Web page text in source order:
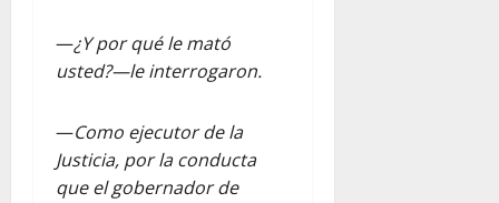
—¿Y por qué le mató
usted?—le interrogaron.
—Como ejecutor de la
Justicia, por la conducta
que el gobernador de